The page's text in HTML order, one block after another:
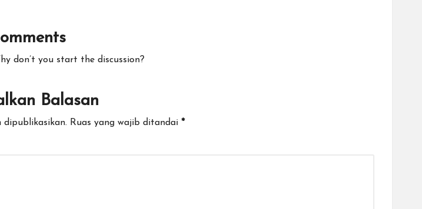
don’t you start the discussion?
Balasan
Ruas yang wajib ditandai *